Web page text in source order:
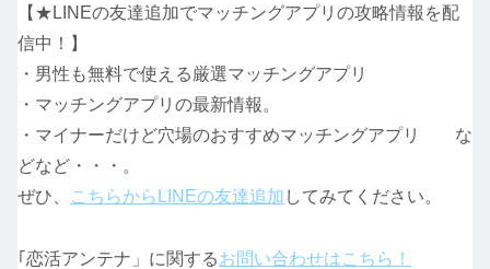
【★LINEの友達追加でマッチングアプリの攻略情報を配
信中！】
・男性も無料で使える厳選マッチングアプリ
・マッチングアプリの最新情報。
・マイナーだけど穴場のおすすめマッチングアプリ な
どなど・・・。
ぜひ、
こちらからLINEの友達追加 してみてください。
｢恋活アンテナ」に関するお問い合わせはこちら！